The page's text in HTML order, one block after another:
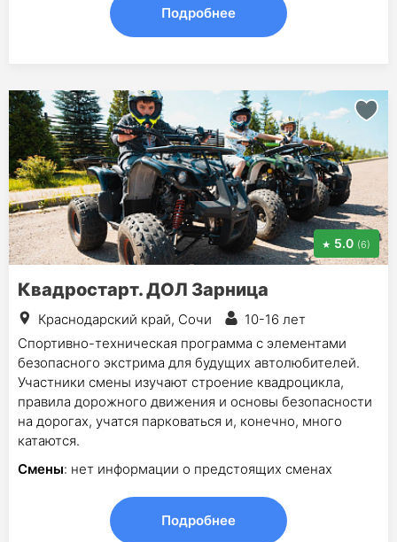
Подробнее
5.0 (6)
Квадростарт. ДОЛ Зарница
Краснодарский край, Сочи
10-16 лет
Спортивно-техническая программа с элементами
безопасного экстрима для будущих автолюбителей.
Участники смены изучают строение квадроцикла,
правила дорожного движения и основы безопасности
на дорогах, учатся парковаться и, конечно, много
катаются.
Смены: нет информации о предстоящих сменах
Подробнее